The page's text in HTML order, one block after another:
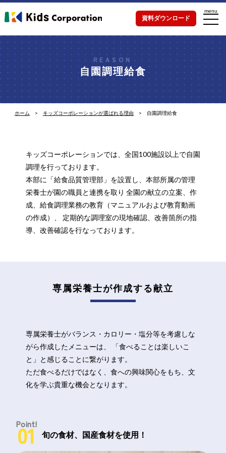
資料ダウンロード
menu
自園調理給食
ホーム キッズコーポレーションが選ばれる理由 自園調理給食
キッズコーポレーションでは、全国100施設以上で自園
調理を行っております。
本部に「給食品質管理部」を設置し、本部所属の管理
栄養士が園の職員と連携を取り 全園の献立の立案、作
成、給食調理業務の教育（マニュアルおよび教育動画
の作成）、
定期的な調理室の現地確認、改善箇所の指
導、改善確認を行なっております。
専属栄養士が作成する献立
専属栄養士がバランス・カロリー・塩分等を考慮しな
がら作成したメニューは、
「食べることは楽しいこ
と」と感じることに繋がります。
ただ食べるだけではなく、食への興味関心をもち、文
化を学ぶ貴重な機会となります。
Point!
01 旬の食材、国産食材を使用！